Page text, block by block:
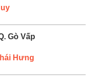
Gò Vấp
Hưng